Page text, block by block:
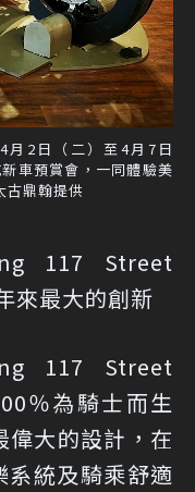
月2日（二）至4月7日
車預賞會，一同體驗美
古鼎翰提供
117 Street
來最大的創新
117 Street
％為騎士而生
偉大的設計，在
統及騎乘舒適